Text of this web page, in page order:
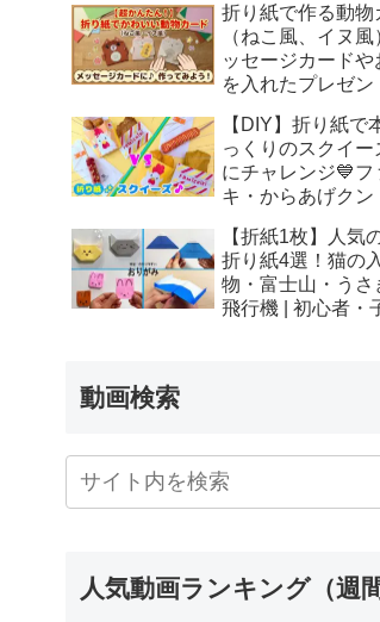
折り紙で作る動物
（ねこ風、イヌ風
ッセージカードや
を入れたプレゼン
【DIY】折り紙で
っくりのスクイー
にチャレンジ💙フ
キ・からあげクン
SodaCatOrigami
折り紙♪
【折紙1枚】人気
折り紙4選！猫の
物・富士山・うさ
飛行機 | 初心者・
動画検索
人気動画ランキング（週間